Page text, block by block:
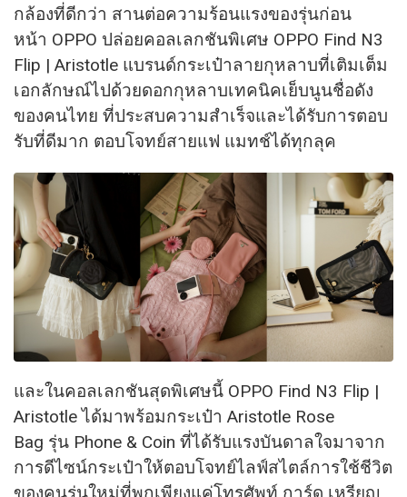
กล้องที่ดีกว่า สานต่อความร้อนแรงของรุ่นก่อน
หน้า OPPO ปล่อยคอลเลกชันพิเศษ OPPO Find N3
Flip | Aristotle แบรนด์กระเป๋าลายกุหลาบที่เติมเต็ม
เอกลักษณ์ไปด้วยดอกกุหลาบเทคนิคเย็บนูนชื่อดัง
ของคนไทย ที่ประสบความสำเร็จและได้รับการตอบ
รับที่ดีมาก ตอบโจทย์สายแฟ แมทช์ได้ทุกลุค
และในคอลเลกชันสุดพิเศษนี้ OPPO Find N3 Flip |
Aristotle ได้มาพร้อมกระเป๋า Aristotle Rose
Bag รุ่น Phone & Coin ที่ได้รับแรงบันดาลใจมาจาก
การดีไซน์กระเป๋าให้ตอบโจทย์ไลฟ์สไตล์การใช้ชีวิต
ของคนรุ่นใหม่ที่พกเพียงแค่โทรศัพท์ การ์ด เหรียญ